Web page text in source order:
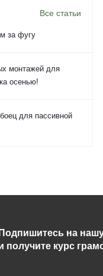
Все статьи
за фугу
монтажей для
осенью!
для пассивной
Подпишитесь на
получите курс